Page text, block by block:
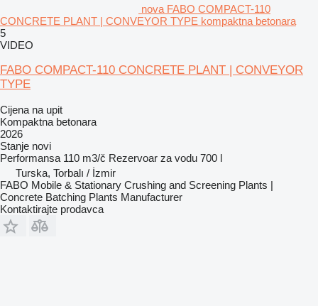
nova FABO COMPACT-110
CONCRETE PLANT | CONVEYOR TYPE kompaktna betonara
5
VIDEO
FABO COMPACT-110 CONCRETE PLANT | CONVEYOR
TYPE
Cijena na upit
Kompaktna betonara
2026
Stanje novi
Performansa 110 m3/č Rezervoar za vodu 700 l
Turska, Torbalı / İzmir
FABO Mobile & Stationary Crushing and Screening Plants |
Concrete Batching Plants Manufacturer
Kontaktirajte prodavca